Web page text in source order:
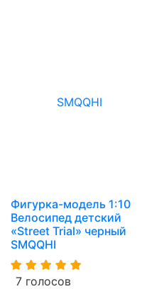
Фигурка-модель 1:10
Велосипед детский
«Street Trial» черный
SMQQHI
7 голосов